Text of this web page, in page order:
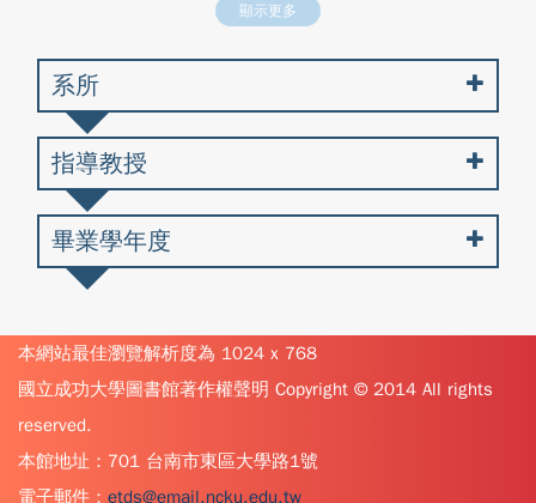
顯示更多
系所
指導教授
畢業學年度
本網站最佳瀏覽解析度為 1024 x 768
國立成功大學圖書館著作權聲明 Copyright © 2014 All rights
reserved.
本館地址：701 台南市東區大學路1號
電子郵件： etds@email.ncku.edu.tw